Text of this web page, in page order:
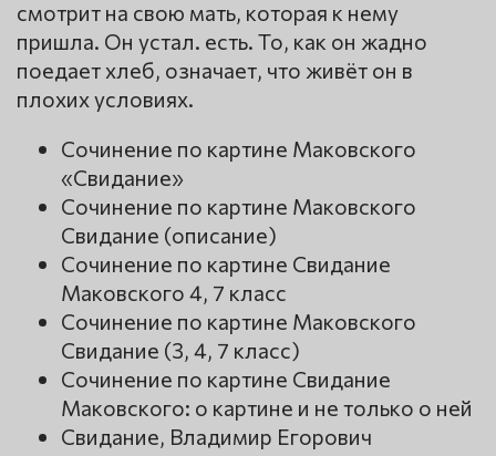
смотрит на свою мать, которая к нему
пришла. Он устал. есть. То, как он жадно
поедает хлеб, означает, что живёт он в
плохих условиях.
Сочинение по картине Маковского
«Свидание»
Сочинение по картине Маковского
Свидание (описание)
Сочинение по картине Свидание
Маковского 4, 7 класс
Сочинение по картине Маковского
Свидание (3, 4, 7 класс)
Сочинение по картине Свидание
Маковского: о картине и не только о ней
Свидание, Владимир Егорович